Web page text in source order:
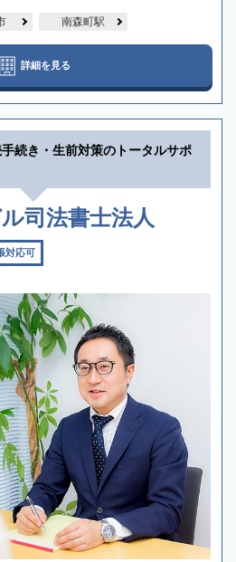
南森町駅
詳細を見る
手続き・生前対策のトータルサポ
司法書士法人
対応可